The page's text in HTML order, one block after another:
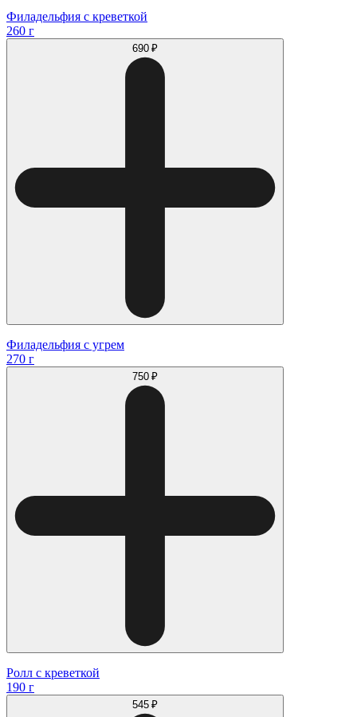
Филадельфия с креветкой
260 г
690 ₽
Филадельфия с угрем
270 г
750 ₽
Ролл с креветкой
190 г
545 ₽